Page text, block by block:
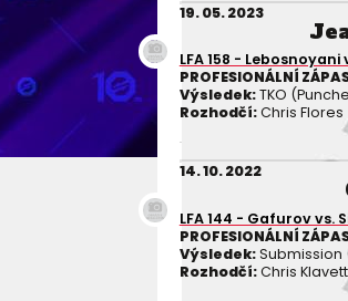
19. 05. 2023
LFA 158 - Lebosnoyani
PROFESIONÁLNÍ
Výsledek:TKO
Rozhodčí:Chris Flores
14. 10. 2022
LFA 144 - Gafurov vs.
PROFESIONÁLNÍ
Výsledek:Submission
Rozhodčí:Chris